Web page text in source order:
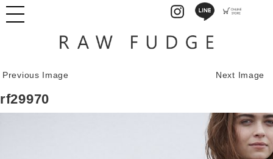
Previous Image Next Image
rf29970